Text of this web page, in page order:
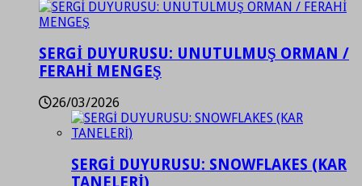
SERGİ DUYURUSU: UNUTULMUŞ ORMAN /
FERAHİ MENGEŞ
26/03/2026
SERGİ DUYURUSU: SNOWFLAKES (KAR
TANELERİ)